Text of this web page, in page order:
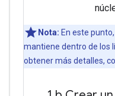
Nota: En este
mantiene dentro de los
obtener más detalles,